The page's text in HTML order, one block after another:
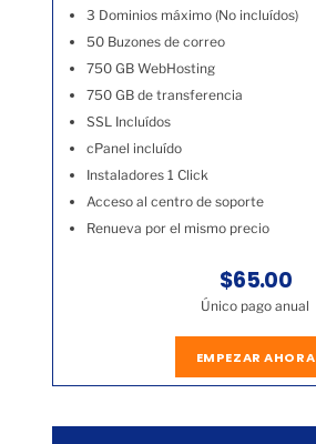
3 Dominios máximo (No incluídos)
50 Buzones de correo
750 GB WebHosting
750 GB de transferencia
SSL Incluídos
cPanel incluído
Instaladores 1 Click
Acceso al centro de soporte
Renueva por el mismo precio
$65.00
Único pago anual
EMPEZAR AHORA